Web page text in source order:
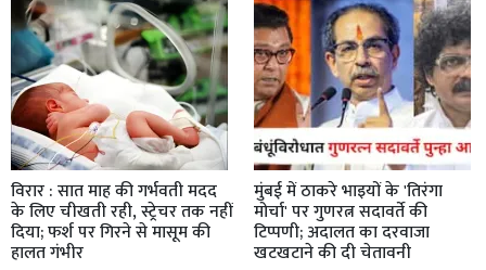
विरार : सात माह की गर्भवती मदद
के लिए चीखती रही, स्ट्रेचर तक नहीं
दिया; फर्श पर गिरने से मासूम की
हालत गंभीर
मुंबई में ठाकरे भाइयों के 'तिरंगा
मोर्चा' पर गुणरत्न सदावर्ते की
टिप्पणी; अदालत का दरवाजा
खटखटाने की दी चेतावनी